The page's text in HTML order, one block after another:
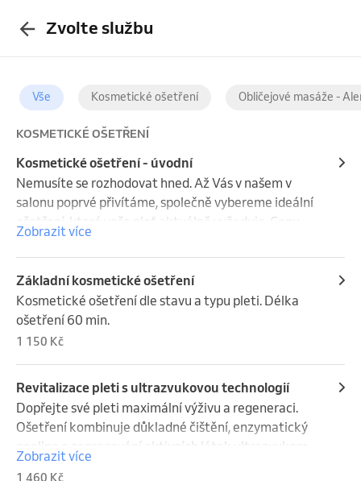
Zvolte službu
Vše Kosmetické ošetření Obličejové masáže -
KOSMETICKÉ OŠETŘENÍ
Kosmetické ošetření - úvodní
Nemusíte se rozhodovat hned. Až Vás v našem v
salonu poprvé přivítáme, společně vybereme ideální
ošetření, které vaše pleť aktuálně vyžaduje. Cenu
pak určíme podle vybraného ošetření.
Zobrazit více
Základní kosmetické ošetření
Kosmetické ošetření dle stavu a typu pleti. Délka
ošetření 60 min.
1 150 Kč
Revitalizace pleti s ultrazvukovou technologií
Dopřejte své pleti maximální výživu a regeneraci.
Ošetření kombinuje důkladné čištění, enzymatický
peeling a zapracování aktivních látek ultrazvukem
do hlubších vrstev pleti. Součástí je masáž obličeje,
Zobrazit více
1 460 Kč